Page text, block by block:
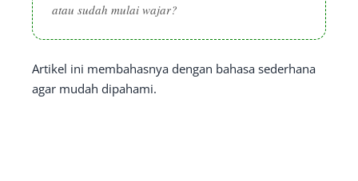
atau sudah mulai wajar?
Artikel ini membahasnya dengan bahasa sederhana
agar mudah dipahami.